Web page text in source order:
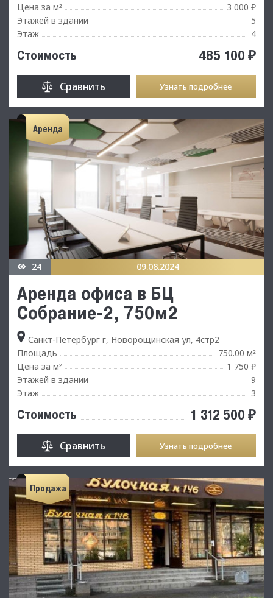
Цена за м²
3 000 ₽
Этажей в здании
5
Этаж
4
Стоимость 485 100 ₽
Сравнить Узнать подробнее
Аренда
24 09.08.2024
Аренда офиса в БЦ
Собрание-2, 750м2
Санкт-Петербург г, Новорощинская ул, 4стр2
Площадь
750.00 м²
Цена за м²
1 750 ₽
Этажей в здании
9
Этаж
3
Стоимость 1 312 500 ₽
Сравнить Узнать подробнее
Продажа